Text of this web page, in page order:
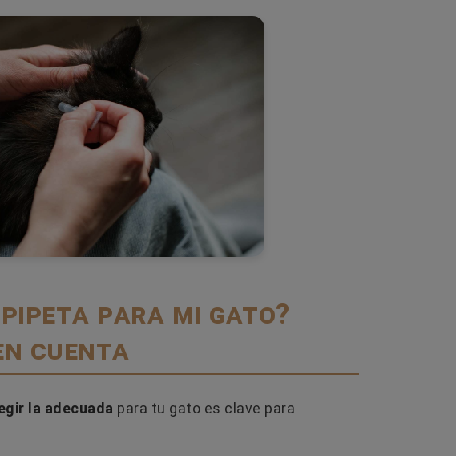
para mi gato?
cuenta
la adecuada para tu gato es clave para